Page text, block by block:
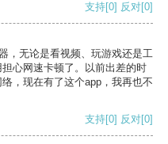
支持[0] 反对[0]
，无论是看视频、玩游戏还是工
心网速卡顿了。以前出差的时
，现在有了这个app，我再也不
支持[0] 反对[0]